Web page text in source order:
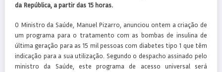
da República, a partir das 15 horas.
O Ministro da Saúde, Manuel Pizarro, anunciou ontem a criação de
um programa para o tratamento com as bombas de insulina de
última geração para as 15 mil pessoas com diabetes tipo 1 que têm
indicação para a sua utilização. Segundo o despacho assinado pelo
ministro da Saúde, este programa de acesso universal será